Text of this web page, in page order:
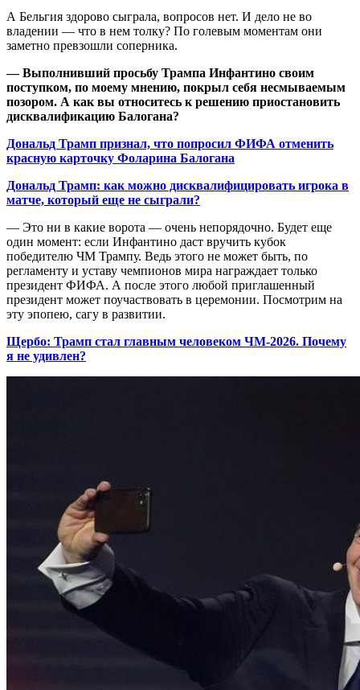
А Бельгия здорово сыграла, вопросов нет. И дело не во
владении — что в нем толку? По голевым моментам они
заметно превзошли соперника.
— Выполнивший просьбу Трампа Инфантино своим
поступком, по моему мнению, покрыл себя несмываемым
позором. А как вы относитесь к решению приостановить
дисквалификацию Балогана?
Дональд Трамп признал, что попросил ФИФА отменить
красную карточку Фоларина Балогана
Дональд Трамп: как можно дисквалифицировать игрока в
матче, который еще не сыграли?
— Это ни в какие ворота — очень непорядочно. Будет еще
один момент: если Инфантино даст вручить кубок
победителю ЧМ Трампу. Ведь этого не может быть, по
регламенту и уставу чемпионов мира награждает только
президент ФИФА. А после этого любой приглашенный
президент может поучаствовать в церемонии. Посмотрим на
эту эпопею, сагу в развитии.
Щербо: Трамп стал главным человеком ЧМ-2026. Почему
я не удивлен?